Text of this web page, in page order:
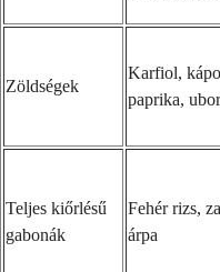
Zöldségek
Karfiol,
paprika,
Teljes kiőrlésű
gabonák
Fehér rizs,
árpa